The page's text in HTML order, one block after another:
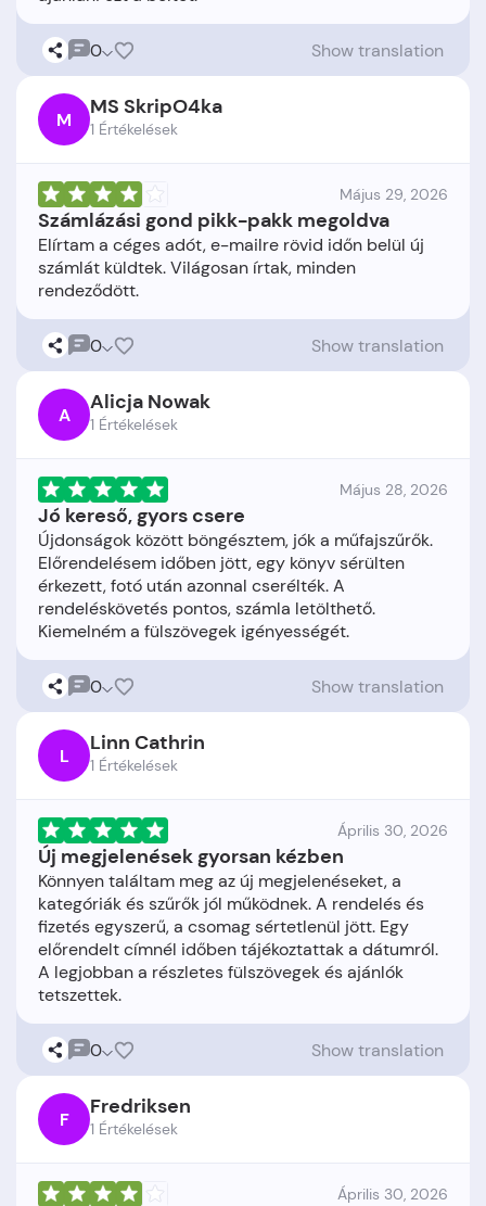
0 Show translation
M MS SkripO4ka
1 Értékelések
Május 29, 2026
Számlázási gond pikk-pakk megoldva
Elírtam a céges adót, e-mailre rövid időn belül új
számlát küldtek. Világosan írtak, minden
0 Show translation
A Alicja Nowak
1 Értékelések
Május 28, 2026
Jó kereső, gyors csere
Újdonságok között böngésztem, jók a műfajszűrők.
Előrendelésem időben jött, egy könyv sérülten
érkezett, fotó után azonnal cserélték. A
rendeléskövetés pontos, számla letölthető.
0 Show translation
L Linn Cathrin
1 Értékelések
Április 30, 2026
Új megjelenések gyorsan kézben
Könnyen találtam meg az új megjelenéseket, a
kategóriák és szűrők jól működnek. A rendelés és
fizetés egyszerű, a csomag sértetlenül jött. Egy
előrendelt címnél időben tájékoztattak a dátumról.
A legjobban a részletes fülszövegek és ajánlók
0 Show translation
F Fredriksen
1 Értékelések
Április 30, 2026